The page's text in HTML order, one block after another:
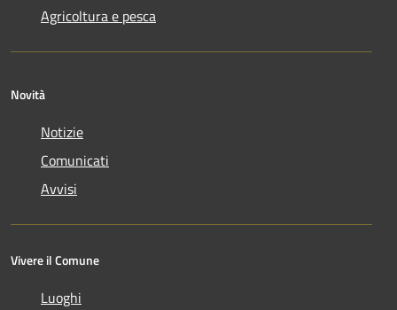
Agricoltura e pesca
Novità
Notizie
Comunicati
Avvisi
Vivere il Comune
Luoghi